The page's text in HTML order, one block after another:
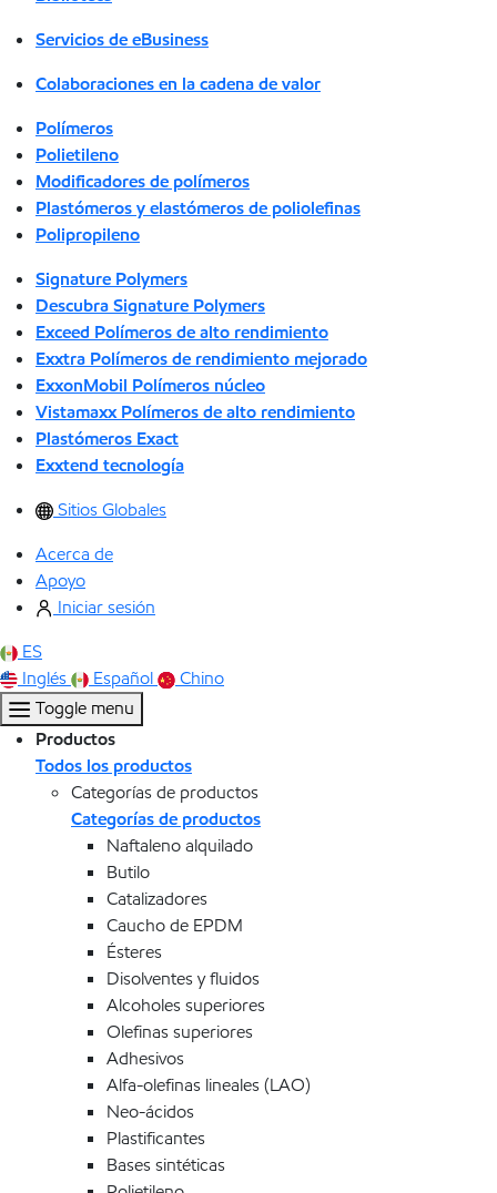
Servicios de eBusiness
Colaboraciones en la cadena de valor
Polímeros
Polietileno
Modificadores de polímeros
Plastómeros y elastómeros de poliolefinas
Polipropileno
Signature Polymers
Descubra Signature Polymers
Exceed Polímeros de alto rendimiento
Exxtra Polímeros de rendimiento mejorado
ExxonMobil Polímeros núcleo
Vistamaxx Polímeros de alto rendimiento
Plastómeros Exact
Exxtend tecnología
Sitios Globales
Acerca de
Apoyo
Iniciar sesión
ES
Inglés
Español
Chino
Toggle menu
Productos
Todos los productos
Categorías de productos
Categorías de productos
Naftaleno alquilado
Butilo
Catalizadores
Caucho de EPDM
Ésteres
Disolventes y fluidos
Alcoholes superiores
Olefinas superiores
Adhesivos
Alfa-olefinas lineales (LAO)
Neo-ácidos
Plastificantes
Bases sintéticas